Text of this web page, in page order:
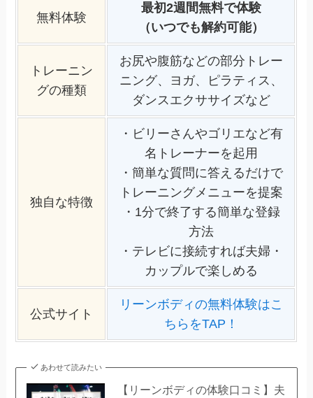
無料体験
最初2週間無料で体験
（いつでも解約可能）
トレーニン
グの種類
お尻や腹筋などの部分トレー
ニング、ヨガ、ピラティス、
ダンスエクササイズなど
独自な特徴
・ビリーさんやゴリエなど有
名トレーナーを起用
・簡単な質問に答えるだけで
トレーニングメニューを提案
・1分で終了する簡単な登録
方法
・テレビに接続すれば夫婦・
カップルで楽しめる
公式サイト
リーンボディの無料体験はこ
ちらをTAP！
あわせて読みたい
【リーンボディの体験口コミ】夫